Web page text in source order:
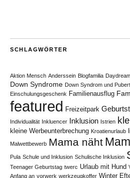
SCHLAGWÖRTER
Aktion Mensch Anderssein Blogfamilia
Down Syndrome Down Syndrom und
Einschulungsgeschenk Familienausflug
featured Freizeitpark
Individualität Inkluencer Inklusion Istrien
kleine Werbeunterbrechung Kroatienurlaub
Malwettbewerb Mama näht
Pula Schule und Inklusion Schulische Inklusion
Teenager Geburtstag twerc Urlaub mit Hund
Anfang an vorwerk werkzeugkoffer Winter